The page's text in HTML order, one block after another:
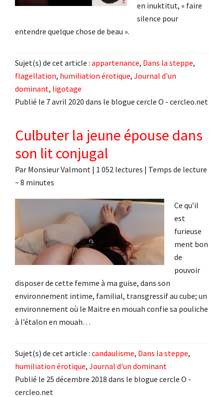
en inuktitut, « faire
silence pour
entendre quelque chose de beau ».
Sujet(s) de cet article : appartenance, Dans la steppe,
flagellation, humiliation érotique, Journal d'un
dominant, ligotage
Publié le 7 avril 2020 dans le blogue cercle O - cercleo.net
Culbuter la jeune épouse dans
son lit conjugal
Par Monsieur Valmont | 1 052 lectures | Temps de lecture
~ 8 minutes
Ce qu’il
est
furieuse
ment bon
de
pouvoir
disposer de cette femme à ma guise, dans son
environnement intime, familial, transgressif au cube; un
environnement où le Maitre en mouah confie sa pouliche
à l’étalon en mouah…
Sujet(s) de cet article : candaulisme, Dans la steppe,
humiliation érotique, Journal d'un dominant
Publié le 25 décembre 2018 dans le blogue cercle O -
cercleo.net